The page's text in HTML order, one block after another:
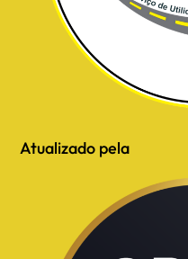
Atualizado pela